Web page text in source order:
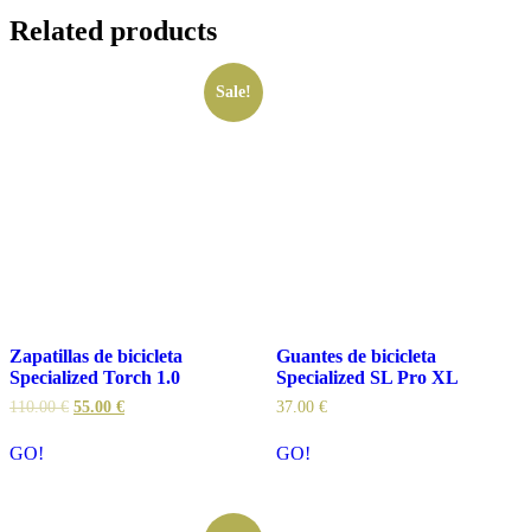
Related products
Sale!
Zapatillas de bicicleta
Specialized Torch 1.0
110.00€ 55.00 €
GO!
Guantes de bicicleta
Specialized SL Pro XL
37.00 €
GO!